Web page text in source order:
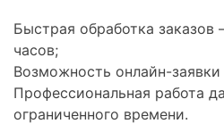
Быстрая обработка заказов
часов;
Возможность онлайн-
Профессиональная работа
ограниченного времени.